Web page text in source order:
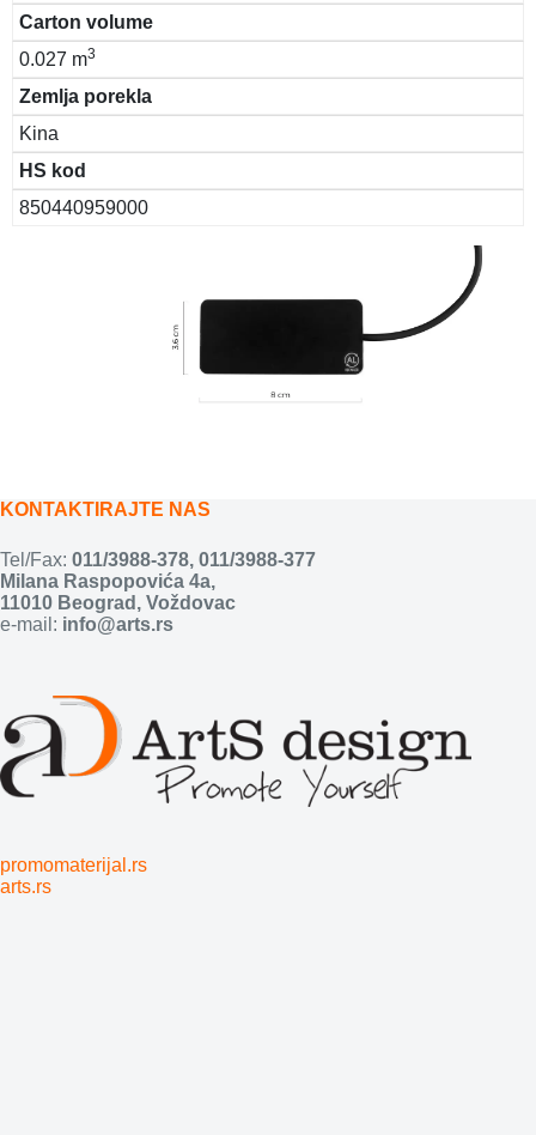
Carton volume
0.027 m3
Zemlja porekla
Kina
HS kod
850440959000
KONTAKTIRAJTE NAS
Tel/Fax: 011/3988-378, 011/3988-377
Milana Raspopovića 4a,
11010 Beograd, Voždovac
e-mail: info@arts.rs
promomaterijal.rs
arts.rs